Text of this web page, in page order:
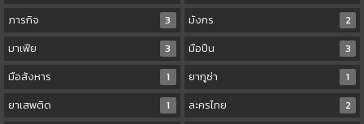
ภารกิจ
3 มังกร
2
มาเฟีย
3 มือปืน
3
มือสังหาร
1 ยากูซ่า
1
ยาเสพติด
1 ละครไทย
2